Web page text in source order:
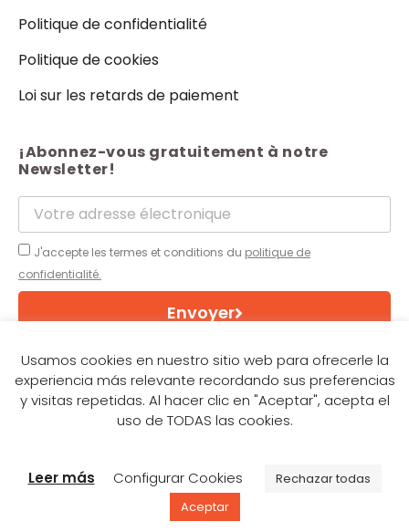
Politique de confidentialité
Politique de cookies
Loi sur les retards de paiement
¡Abonnez-vous gratuitement à notre
Newsletter!
J'accepte les termes et conditions du politique de
confidentialité.
Envoyer
© Italpannelli
Usamos cookies en nuestro sitio web para ofrecerle la
experiencia más relevante recordando sus preferencias
y visitas repetidas. Al hacer clic en "Aceptar", acepta el
uso de TODAS las cookies.
Leer más Configurar Cookies
Rechazar todas
Aceptar